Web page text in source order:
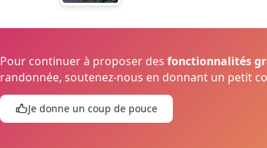
Pour continuer à proposer desfonctionnalités
randonnée, soutenez-nous en donnant un petit
Je donne un coup de pouce